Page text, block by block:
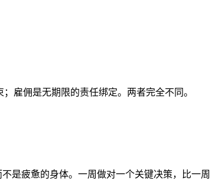
雇佣是无期限的责任绑定。两者完全不同。
是疲惫的身体。一周做对一个关键决策，比一周